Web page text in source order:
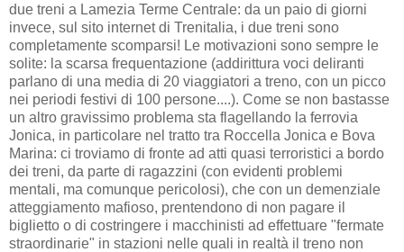
due treni a Lamezia Terme Centrale: da un paio di giorni
invece, sul sito internet di Trenitalia, i due treni sono
completamente scomparsi! Le motivazioni sono sempre le
solite: la scarsa frequentazione (addirittura voci deliranti
parlano di una media di 20 viaggiatori a treno, con un picco
nei periodi festivi di 100 persone....). Come se non bastasse
un altro gravissimo problema sta flagellando la ferrovia
Jonica, in particolare nel tratto tra Roccella Jonica e Bova
Marina: ci troviamo di fronte ad atti quasi terroristici a bordo
dei treni, da parte di ragazzini (con evidenti problemi
mentali, ma comunque pericolosi), che con un demenziale
atteggiamento mafioso, prentendono di non pagare il
biglietto o di costringere i macchinisti ad effettuare "fermate
straordinarie" in stazioni nelle quali in realtà il treno non